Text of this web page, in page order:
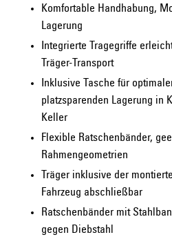
Komfortable Handhabung,
Lagerung
Integrierte Tragegriffe
Träger-Transport
Inklusive Tasche für
platzsparenden Lagerung in
Keller
Flexible Ratschenbänder,
Rahmengeometrien
Träger inklusive der
Fahrzeug abschließbar
Ratschenbänder mit
gegen Diebstahl